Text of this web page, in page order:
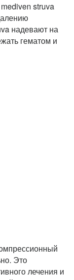
struva
надевают на
гематом и
Это
лечения и